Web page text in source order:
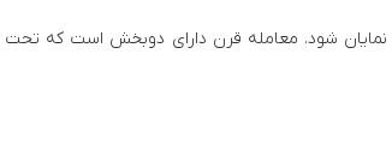
نمایان شود. معامله قرن دارای دوبخش است که تحت